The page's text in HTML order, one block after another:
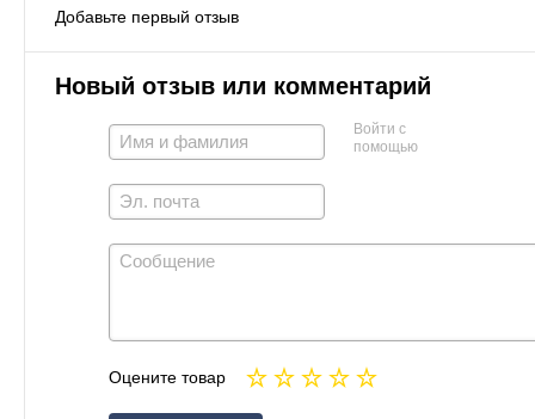
Добавьте первый отзыв
Новый отзыв или комментарий
Войти с
помощью
Оцените товар